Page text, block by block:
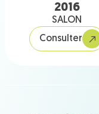
2016
SALON
Consulter